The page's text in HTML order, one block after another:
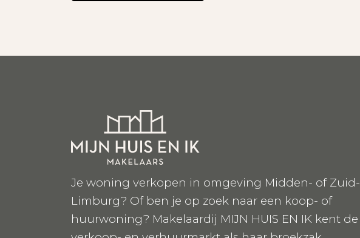
Je woning verkopen in omgeving Midden- of Zuid-
Limburg? Of ben je op zoek naar een koop- of
huurwoning? Makelaardij MIJN HUIS EN IK kent de